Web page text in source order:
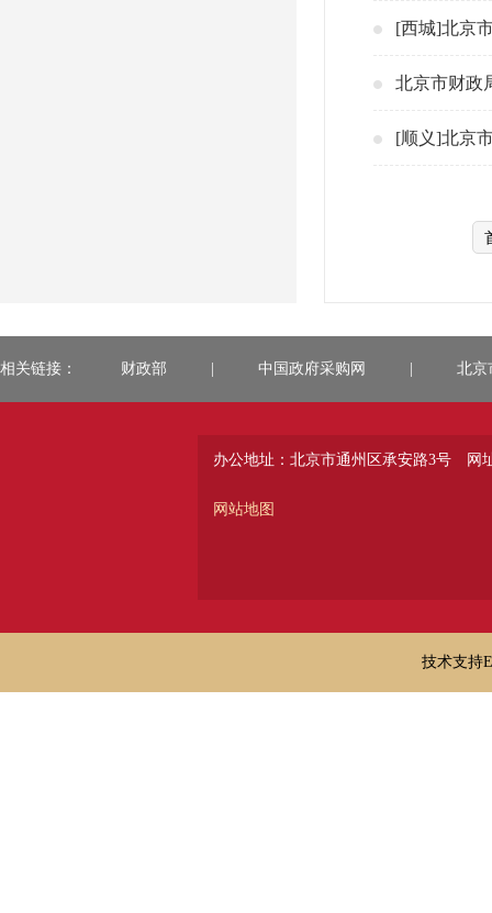
[西城]北京
北京市财政
[顺义]北京
相关链接： 财政部 中国政府采购网 北京
办公地址：北京市通州区承安路3号
网站地图
网
技术支持